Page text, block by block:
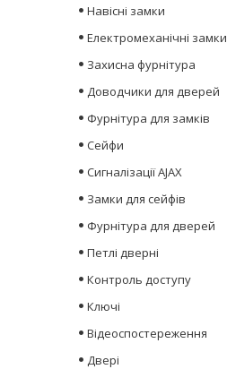
Навісні замки
Електромеханічні замки
Захисна фурнітура
Доводчики для дверей
Фурнітура для замків
Сейфи
Сигналізації AJAX
Замки для сейфів
Фурнітура для дверей
Петлі дверні
Контроль доступу
Ключі
Відеоспостереження
Двері